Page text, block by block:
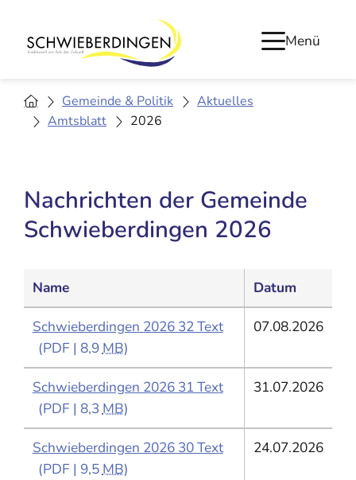
Menü
Gemeinde & Politik
Aktuelles
Amtsblatt
2026
Nachrichten der Gemeinde
Schwieberdingen 2026
Name Datum
Schwieberdingen 2026 32 Text
(PDF | 8,9MB)
07.08.2026
Schwieberdingen 2026 31 Text
(PDF | 8,3MB)
31.07.2026
Schwieberdingen 2026 30 Text
(PDF | 9,5MB)
24.07.2026